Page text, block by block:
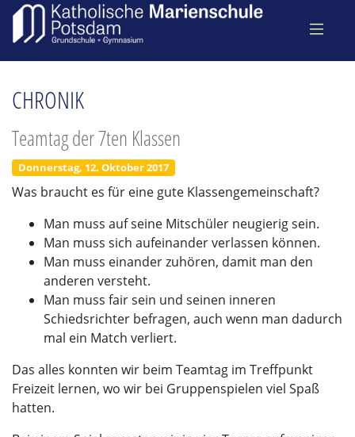
CHRONIK
Teamtag der 7ten Klassen
Donnerstag, 12. Oktober 2017
Was braucht es für eine gute Klassengemeinschaft?
Man muss auf seine Mitschüler neugierig sein.
Man muss sich aufeinander verlassen können.
Man muss einander zuhören, damit man den
anderen versteht.
Man muss fair sein und seinen inneren
Schiedsrichter befragen, auch wenn man dadurch
mal ein Match verliert.
Das alles konnten wir beim Teamtag im Treffpunkt
Freizeit lernen, wo wir bei Gruppenspielen viel Spaß
hatten.